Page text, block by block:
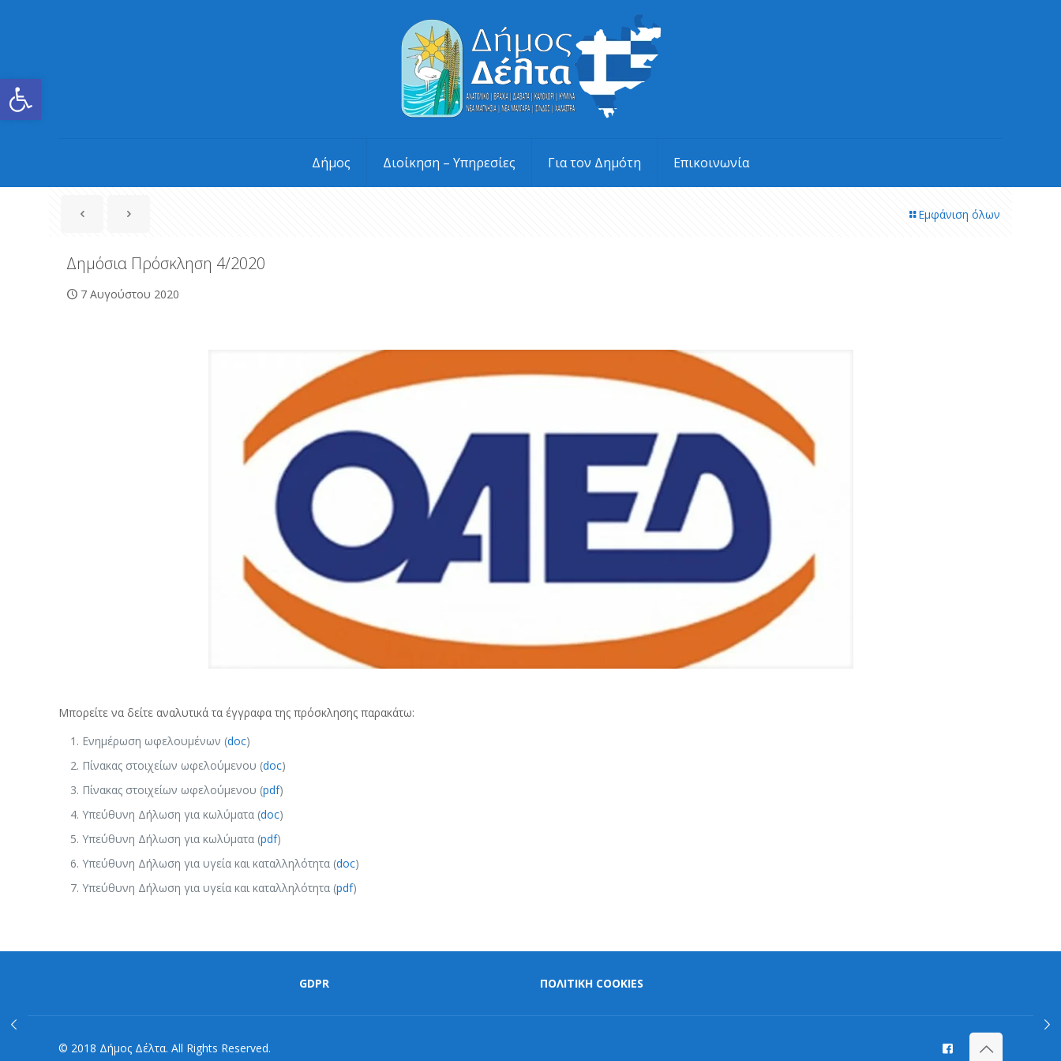
Ανοίξτε τη γραμμή εργαλείων
Δήμος Διοίκηση – Υπηρεσίες Για τον Δημότη Επικοινωνία
Εμφάνιση όλων
Δημόσια Πρόσκληση 4/2020
7 Αυγούστου 2020
Μπορείτε να δείτε αναλυτικά τα έγγραφα της πρόσκλησης παρακάτω:
Ενημέρωση ωφελουμένων (doc)
Πίνακας στοιχείων ωφελούμενου (doc)
Πίνακας στοιχείων ωφελούμενου (pdf)
Υπεύθυνη Δήλωση για κωλύματα (doc)
Υπεύθυνη Δήλωση για κωλύματα (pdf)
Υπεύθυνη Δήλωση για υγεία και καταλληλότητα (doc)
Υπεύθυνη Δήλωση για υγεία και καταλληλότητα (pdf)
GDPR ΠΟΛΙΤΙΚΗ COOKIES
© 2018 Δήμος Δέλτα. All Rights Reserved.